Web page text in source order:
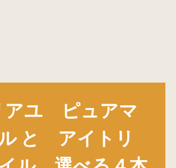
アユ ピュアマ
と アイトリ